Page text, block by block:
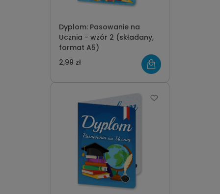
Dyplom: Pasowanie na
Ucznia - wzór 2 (składany,
format A5)
2,99 zł